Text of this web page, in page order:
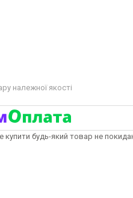
належної якості
купити будь-який товар не